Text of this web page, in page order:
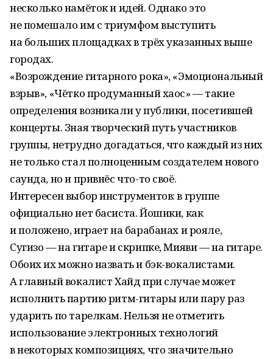
несколько намёток и идей. Однако это
не помешало им с триумфом выступить
на больших площадках в трёх указанных выше
городах.
«Возрождение гитарного рока», «Эмоциональный
взрыв», «Чётко продуманный хаос» — такие
определения возникали у публики, посетившей
концерты. Зная творческий путь участников
группы, нетрудно догадаться, что каждый из них
не только стал полноценным создателем нового
саунда, но и привнёс что-то своё.
Интересен выбор инструментов: в группе
официально нет басиста. Йошики, как
и положено, играет на барабанах и рояле,
Сугизо — на гитаре и скрипке, Мияви — на гитаре.
Обоих их можно назвать и бэк-вокалистами.
А главный вокалист Хайд при случае может
исполнить партию ритм-гитары или пару раз
ударить по тарелкам. Нельзя не отметить
использование электронных технологий
в некоторых композициях, что значительно